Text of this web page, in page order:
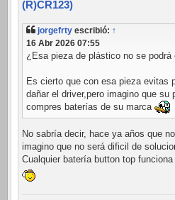
(R)CR123)
jorgefrty escribió: ↑
16 Abr 2026 07:55
¿Esa pieza de plástico no se podrá
Es cierto que con esa pieza evitas
dañar el driver,pero imagino que su
compres baterías de su marca
No sabría decir, hace ya años que
imagino que no será dificil de
Cualquier batería button top